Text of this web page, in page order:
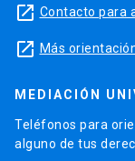
launch Contacto para
launch Más
MEDIACIÓN
Teléfonos para
alguno de tus